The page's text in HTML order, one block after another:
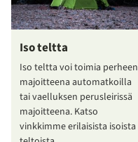
Iso teltta
Iso teltta voi toimia perheen
majoitteena automatkoilla
tai vaelluksen perusleirissä
majoitteena. Katso
vinkkimme erilaisista isoista